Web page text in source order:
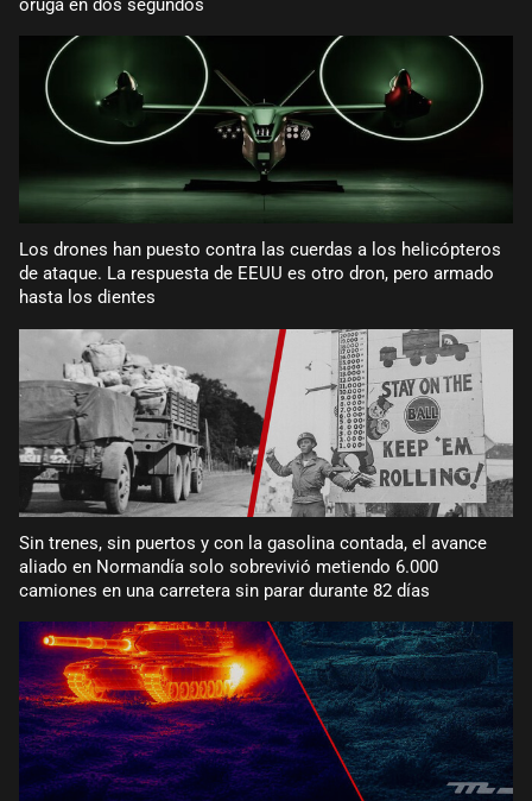
oruga en dos segundos
Los drones han puesto contra las cuerdas a los helicópteros
de ataque. La respuesta de EEUU es otro dron, pero armado
hasta los dientes
Sin trenes, sin puertos y con la gasolina contada, el avance
aliado en Normandía solo sobrevivió metiendo 6.000
camiones en una carretera sin parar durante 82 días